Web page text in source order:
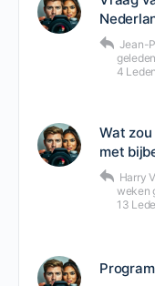
Jean-
geleden
4 Leden
Wat
met
Harry
weken
13